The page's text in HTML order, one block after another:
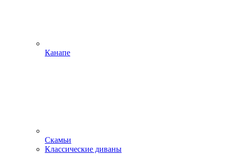
Канапе
Скамьи
Классические диваны